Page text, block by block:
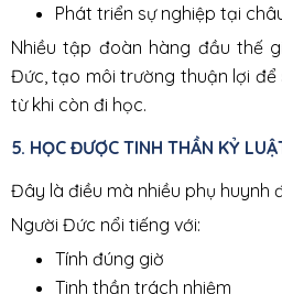
Phát triển sự nghiệp tại
Nhiều tập đoàn hàng đầu thế
Đức, tạo môi trường thuận lợi để
từ khi còn đi học.
5. HỌC ĐƯỢC TINH THẦN KỶ
Đây là điều mà nhiều phụ huynh
Người Đức nổi tiếng với:
Tính đúng giờ
Tinh thần trách nhiệm